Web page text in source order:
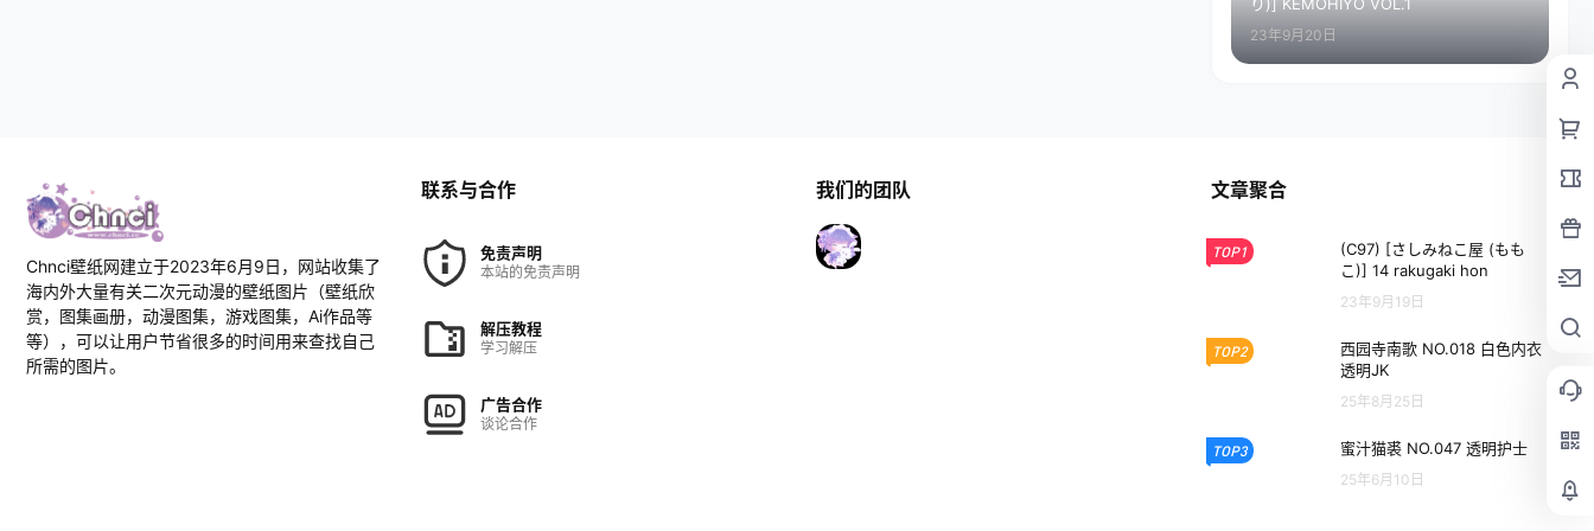
23年9月20日
Chnci壁纸网建立于2023年6月9日，网站收集了
海内外大量有关二次元动漫的壁纸图片（壁纸欣
赏，图集画册，动漫图集，游戏图集，Ai作品等
等），可以让用户节省很多的时间用来查找自己
所需的图片。
联系与合作
免责声明
本站的免责声明
解压教程
学习解压
广告合作
谈论合作
我们的团队 文章聚合
TOP1
(C97) [さしみねこ屋 (もも
こ)] 14 rakugaki hon
23年9月19日
TOP2
西园寺南歌 NO.018 白色内衣
透明JK
25年8月25日
TOP3 蜜汁猫裘 NO.047 透明护士
25年6月10日